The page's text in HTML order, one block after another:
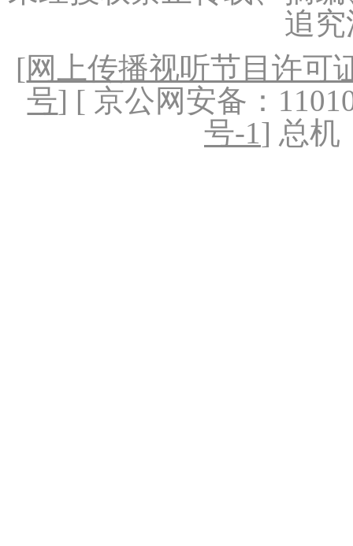
追
[网上传播视听节目许可
号] [ 京公网安备：
号-1] 总机